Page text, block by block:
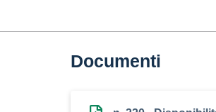
Documenti